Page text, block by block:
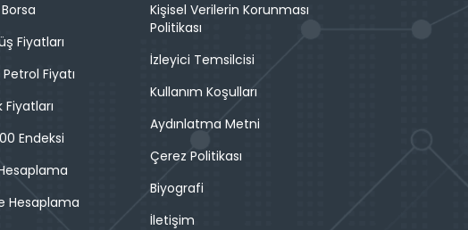
Fiyatları
Fiyatı
Fiyatları
Endeksi
Hesaplama
Kişisel Verilerin Korunması
Politikası
İzleyici Temsilcisi
Kullanım Koşulları
Aydınlatma Metni
Çerez Politikası
Biyografi
İletişim